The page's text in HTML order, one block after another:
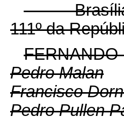
Brasília, 08
111º da
FERNANDO
Pedro Malan
Francisco
Pedro Pullen